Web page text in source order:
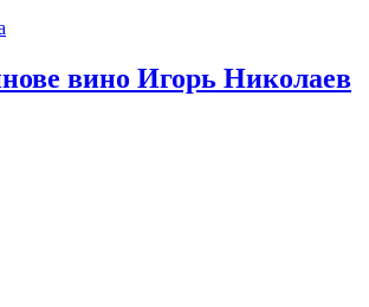
вино Игорь Николаев